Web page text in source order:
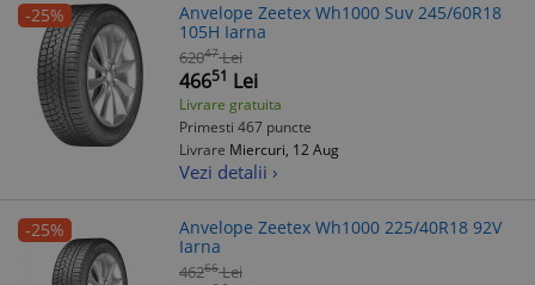
-25%
Anvelope Zeetex Wh1000 Suv 245/60R18
105H Iarna
62047 Lei
46651 Lei
Livrare gratuita
Primesti 467 puncte
Livrare Miercuri, 12 Aug
Vezi detalii ›
-25%
Anvelope Zeetex Wh1000 225/40R18 92V
Iarna
46266 Lei